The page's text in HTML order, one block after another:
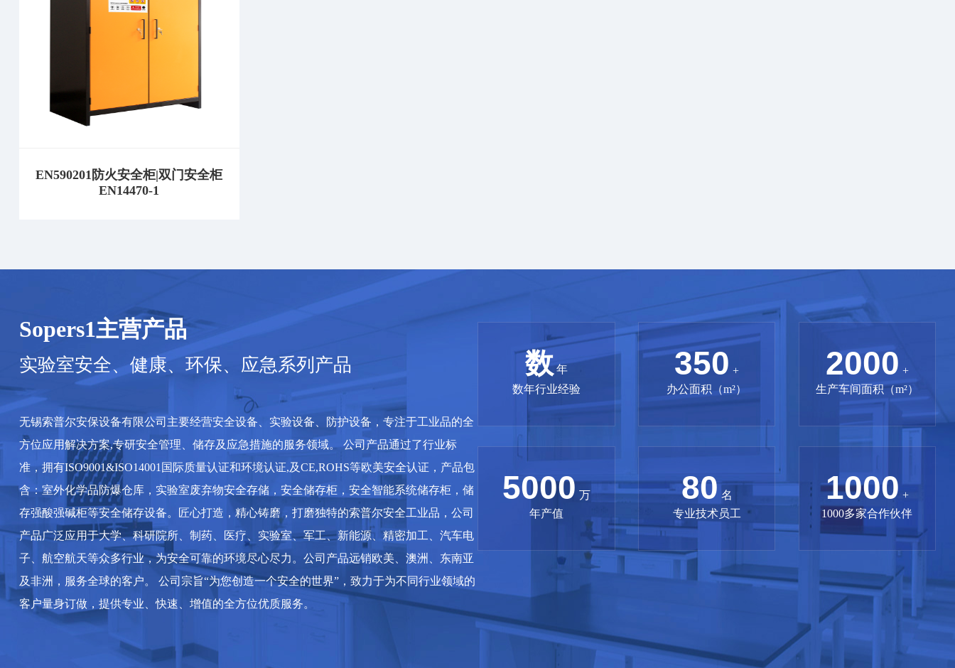
EN590201防火安全柜|双门安全柜
EN14470-1
Sopers1主营产品
实验室安全、健康、环保、应急系列产品
无锡索普尔安保设备有限公司主要经营安全设备、实验设备、防护设备，专注于工业品的全
方位应用解决方案,专研安全管理、储存及应急措施的服务领域。 公司产品通过了行业标
准，拥有ISO9001&ISO14001国际质量认证和环境认证,及CE,ROHS等欧美安全认证，产品包
含：室外化学品防爆仓库，实验室废弃物安全存储，安全储存柜，安全智能系统储存柜，储
存强酸强碱柜等安全储存设备。匠心打造，精心铸磨，打磨独特的索普尔安全工业品，公司
产品广泛应用于大学、科研院所、制药、医疗、实验室、军工、新能源、精密加工、汽车电
子、航空航天等众多行业，为安全可靠的环境尽心尽力。公司产品远销欧美、澳洲、东南亚
及非洲，服务全球的客户。 公司宗旨“为您创造一个安全的世界”，致力于为不同行业领域的
客户量身订做，提供专业、快速、增值的全方位优质服务。
数年
数年行业经验
350 +
办公面积（m²）
2000 +
生产车间面积（m²）
5000 万
年产值
80 名
专业技术员工
1000 +
1000多家合作伙伴